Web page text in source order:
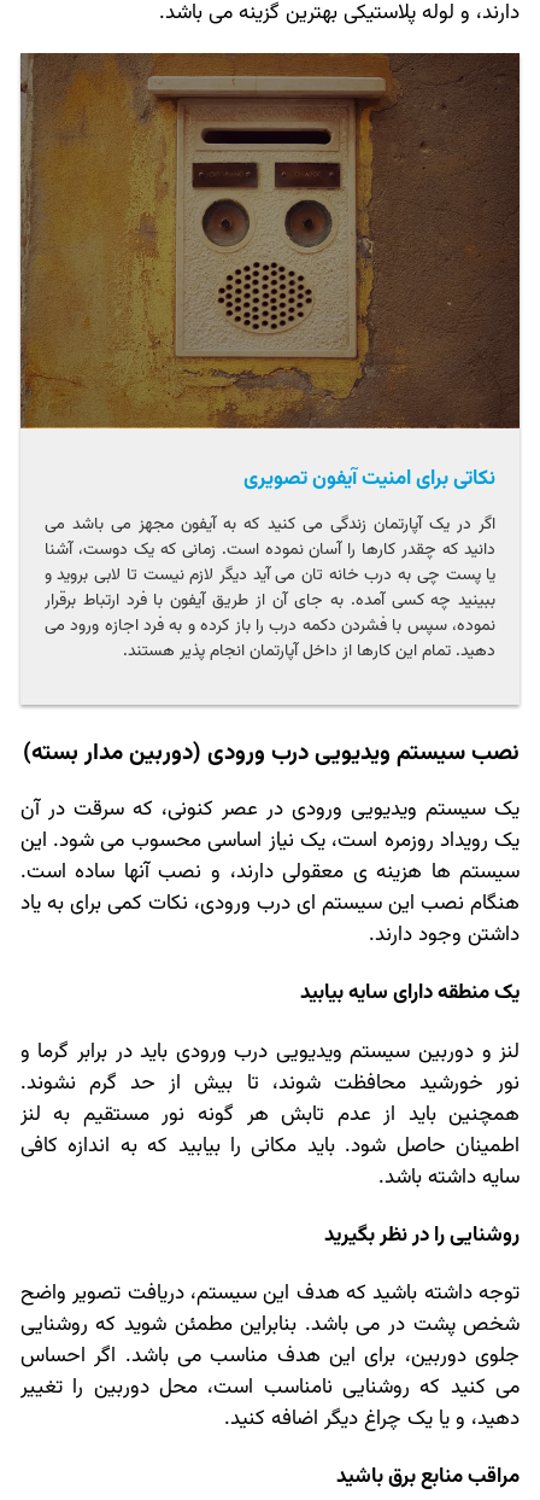
دارند، و لوله پلاستیکی بهترین گزینه می باشد.
نکاتی برای امنیت آیفون تصویری
اگر در یک آپارتمان زندگی می کنید که به آیفون مجهز می باشد می
دانید که چقدر کارها را آسان نموده است. زمانی که یک دوست، آشنا
یا پست چی به درب خانه تان می آید دیگر لازم نیست تا لابی بروید و
ببینید چه کسی آمده. به جای آن از طریق آیفون با فرد ارتباط برقرار
نموده، سپس با فشردن دکمه درب را باز کرده و به فرد اجازه ورود می
دهید. تمام این کارها از داخل آپارتمان انجام پذیر هستند.
نصب سیستم ویدیویی درب ورودی (دوربین مدار بسته)
یک سیستم ویدیویی ورودی در عصر کنونی، که سرقت در آن
یک رویداد روزمره است، یک نیاز اساسی محسوب می شود. این
سیستم ها هزینه ی معقولی دارند، و نصب آنها ساده است.
هنگام نصب این سیستم ای درب ورودی، نکات کمی برای به یاد
داشتن وجود دارند.
یک منطقه دارای سایه بیابید
لنز و دوربین سیستم ویدیویی درب ورودی باید در برابر گرما و
نور خورشید محافظت شوند، تا بیش از حد گرم نشوند.
همچنین باید از عدم تابش هر گونه نور مستقیم به لنز
اطمینان حاصل شود. باید مکانی را بیابید که به اندازه کافی
سایه داشته باشد.
روشنایی را در نظر بگیرید
توجه داشته باشید که هدف این سیستم، دریافت تصویر واضح
شخص پشت در می باشد. بنابراین مطمئن شوید که روشنایی
جلوی دوربین، برای این هدف مناسب می باشد. اگر احساس
می کنید که روشنایی نامناسب است، محل دوربین را تغییر
دهید، و یا یک چراغ دیگر اضافه کنید.
مراقب منابع برق باشید